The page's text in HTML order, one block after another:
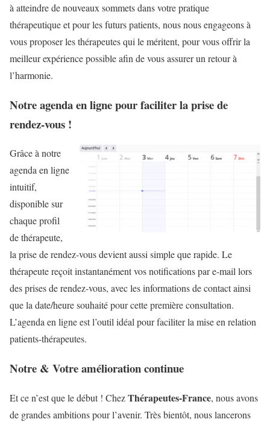
à atteindre de nouveaux sommets dans votre pratique
thérapeutique et pour les futurs patients, nous nous engageons à
vous proposer les thérapeutes qui le méritent, pour vous offrir la
meilleur expérience possible afin de vous assurer un retour à
l’harmonie.
Notre agenda en ligne pour faciliter la prise de
rendez-vous !
Grâce à notre
agenda en ligne
intuitif,
disponible sur
chaque profil
de thérapeute,
la prise de rendez-vous devient aussi simple que rapide. Le
thérapeute reçoit instantanément vos notifications par e-mail lors
des prises de rendez-vous, avec les informations de contact ainsi
que la date/heure souhaité pour cette première consultation.
L’agenda en ligne est l’outil idéal pour faciliter la mise en relation
patients-thérapeutes.
Notre & Votre amélioration continue
Et ce n’est que le début ! ChezThérapeutes-France, nous avons
de grandes ambitions pour l’avenir. Très bientôt, nous lancerons